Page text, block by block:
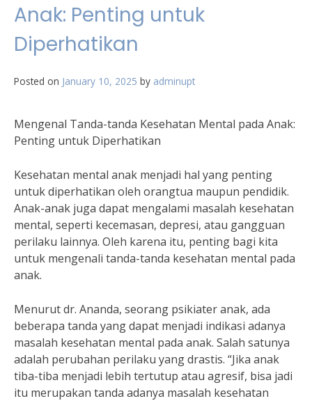
Anak: Penting untuk
Diperhatikan
Posted on January 10, 2025 by adminupt
Mengenal Tanda-tanda Kesehatan Mental pada Anak:
Penting untuk Diperhatikan
Kesehatan mental anak menjadi hal yang penting
untuk diperhatikan oleh orangtua maupun pendidik.
Anak-anak juga dapat mengalami masalah kesehatan
mental, seperti kecemasan, depresi, atau gangguan
perilaku lainnya. Oleh karena itu, penting bagi kita
untuk mengenali tanda-tanda kesehatan mental pada
anak.
Menurut dr. Ananda, seorang psikiater anak, ada
beberapa tanda yang dapat menjadi indikasi adanya
masalah kesehatan mental pada anak. Salah satunya
adalah perubahan perilaku yang drastis. “Jika anak
tiba-tiba menjadi lebih tertutup atau agresif, bisa jadi
itu merupakan tanda adanya masalah kesehatan